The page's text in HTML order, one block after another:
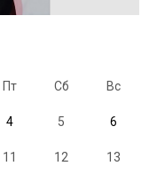
Пт Сб Вс
4 5 6
11 12 13